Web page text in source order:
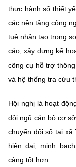
website này)
thực hành số thiết
các nền tảng công
tuệ nhân tạo trong
cáo, xây dựng kế
công cụ hỗ trợ
và hệ thống tra cứu
Hội nghị là hoạt
đội ngũ cán bộ cơ
chuyển đổi số tại
hiện đại, minh
càng tốt hơn.